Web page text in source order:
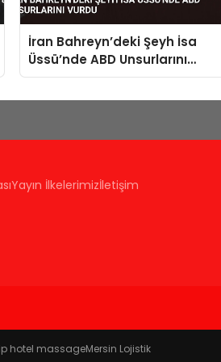
İran Bahreyn’deki Şeyh İsa
Üssü’nde ABD Unsurlarını
Vurdu
Yayın İlkelerimizİletişim
hotel massageMersin Lojistik